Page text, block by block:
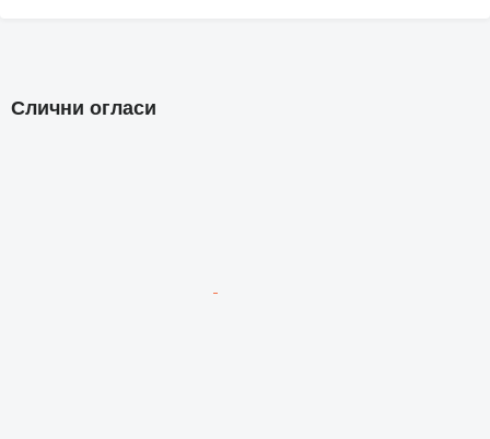
Слични огласи